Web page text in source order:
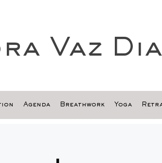
Vaz
Agenda Breathwork Yoga